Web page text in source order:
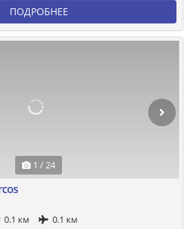
ПОДРОБНЕЕ
1 / 24
0.1 км
0.1 км